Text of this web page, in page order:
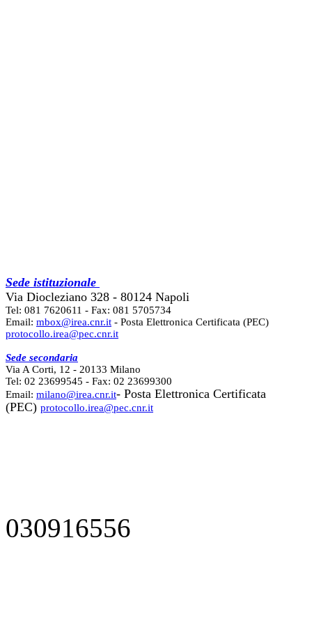
Sede istituzionale
Via Diocleziano 328 - 80124 Napoli
Tel: 081 7620611 - Fax: 081 5705734
Email: mbox@irea.cnr.it - Posta Elettronica Certificata (PEC)
protocollo.irea@pec.cnr.it
Sede secondaria
Via A Corti, 12 - 20133 Milano
Tel: 02 23699545 - Fax: 02 23699300
Email: milano@irea.cnr.it- Posta Elettronica Certificata
(PEC) protocollo.irea@pec.cnr.it
030916556